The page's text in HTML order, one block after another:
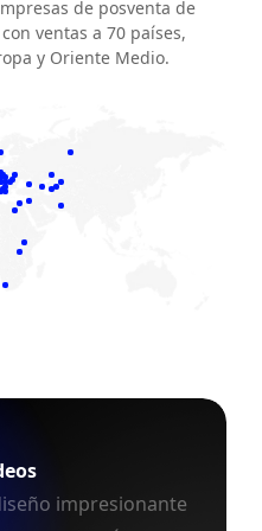
de posventa de
ventas a 70 países,
y Oriente Medio.
impresionante